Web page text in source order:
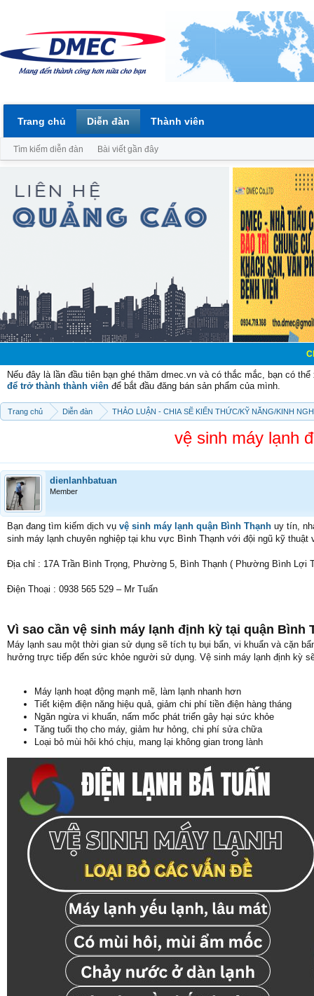
Chào mừng
Nếu đây là lần đầu tiên bạn ghé thăm dmec.vn và có thắc mắc, bạn có
để trở thành thành viên để bắt đầu đăng bán sản phẩm của mình.
Trang chủ Diễn đàn THẢO LUẬN - CHIA SẼ KIẾN THỨC/KỸ NĂNG/KINH
vệ sinh máy lạnh
dienlanhbatuan
Member
Bạn đang tìm kiếm dịch vụ vệ sinh máy lạnh quận Bình Thạnh uy tín,
sinh máy lạnh chuyên nghiệp tại khu vực Bình Thạnh với đội ngũ kỹ
Địa chỉ : 17A Trần Bình Trọng, Phường 5, Bình Thạnh ( Phường Bình Lợi
Điện Thoại : 0938 565 529 – Mr Tuấn
Vì sao cần vệ sinh máy lạnh định kỳ tại quận Bình
Máy lạnh sau một thời gian sử dụng sẽ tích tụ bụi bẩn, vi khuẩn và cặn
hưởng trực tiếp đến sức khỏe người sử dụng. Vệ sinh máy lạnh định kỳ
Máy lạnh hoạt động mạnh mẽ, làm lạnh nhanh hơn
Tiết kiệm điện năng hiệu quả, giảm chi phí tiền điện hàng tháng
Ngăn ngừa vi khuẩn, nấm mốc phát triển gây hại sức khỏe
Tăng tuổi thọ cho máy, giảm hư hỏng, chi phí sửa chữa
Loại bỏ mùi hôi khó chịu, mang lại không gian trong lành
Trang chủ Diễn đàn
Tìm kiếm diễn đàn Bài viết gần đây
Thành viên